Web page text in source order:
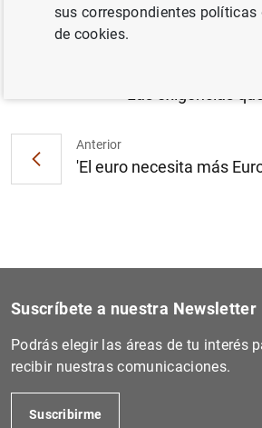
Anterior
'El euro necesita más
'Las exigencias
Suscríbete a nuestra Newsletter
Podrás elegir las áreas de tu interés
recibir nuestras comunicaciones.
Suscribirme
sus correspondientes políticas
de cookies.